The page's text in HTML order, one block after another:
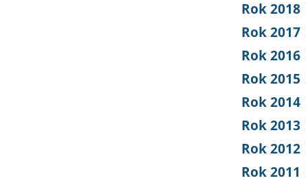
Rok 2018
Rok 2017
Rok 2016
Rok 2015
Rok 2014
Rok 2013
Rok 2012
Rok 2011